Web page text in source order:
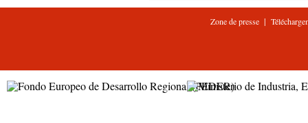
Zone de presse |